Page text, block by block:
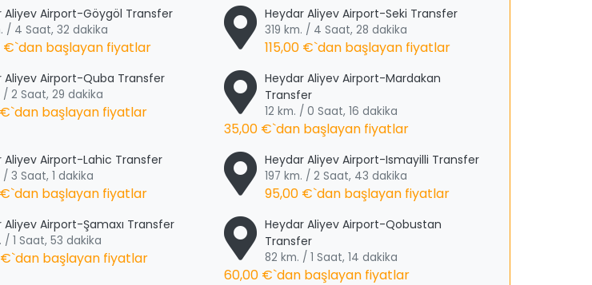
Aliyev Airport-Göygöl Transfer
/ 4 Saat, 32 dakika
€`dan başlayan fiyatlar
Heydar Aliyev Airport-Seki Transfer
319 km. / 4 Saat, 28 dakika
115,00 €`dan başlayan fiyatlar
Aliyev Airport-Quba Transfer
/ 2 Saat, 29 dakika
`dan başlayan fiyatlar
Heydar Aliyev Airport-Mardakan
Transfer
12 km. / 0 Saat, 16 dakika
35,00 €`dan başlayan fiyatlar
Aliyev Airport-Lahic Transfer
/ 3 Saat, 1 dakika
`dan başlayan fiyatlar
Heydar Aliyev Airport-Ismayilli Transfer
197 km. / 2 Saat, 43 dakika
95,00 €`dan başlayan fiyatlar
Aliyev Airport-Şamaxı Transfer
/ 1 Saat, 53 dakika
`dan başlayan fiyatlar
Heydar Aliyev Airport-Qobustan
Transfer
82 km. / 1 Saat, 14 dakika
60,00 €`dan başlayan fiyatlar